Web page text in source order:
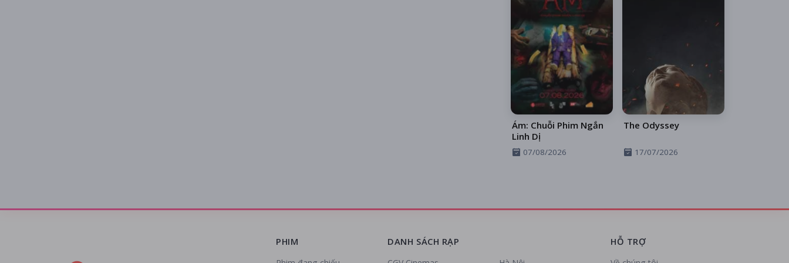
Ám: Chuỗi Phim Ngắn
Linh Dị
07/08/2026
The Odyssey
17/07/2026
DANH SÁCH RẠP HỖ TRỢ
PHIM